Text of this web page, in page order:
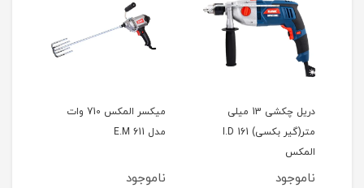
دریل چکشی 13 میلی
متر(گیر بکسی) I.D 161
المکس
ناموجود
میکسر المکس 710 وات
مدل E.M 611
ناموجود